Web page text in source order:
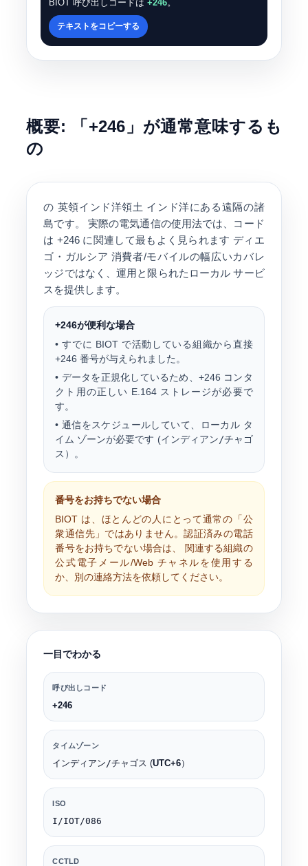
BIOT 呼び出しコードは+246。
テキストをコピーする
概要: 「+246」が通常意味するも
の
の 英領インド洋領土 インド洋にある遠隔の諸
島です。 実際の電気通信の使用法では、コード
は+246 に関連して最もよく見られます ディエ
ゴ・ガルシア 消費者/モバイルの幅広いカバレ
ッジではなく、運用と限られたローカル サービ
スを提供します。
+246が便利な場合
• すでに BIOT で活動している組織から直接
+246 番号が与えられました。
• データを正規化しているため、+246 コンタ
クト用の正しい E.164 ストレージが必要で
す。
• 通信をスケジュールしていて、ローカル タ
イム ゾーンが必要です (インディアン/チャゴ
ス ）。
番号をお持ちでない場合
BIOT は、ほとんどの人にとって通常の「公
衆通信先」ではありません。認証済みの電話
番号をお持ちでない場合は、 関連する組織の
公式電子メール/Web チャネルを使用する
か、別の連絡方法を依頼してください。
一目でわかる
呼び出しコード
+246
タイムゾーン
インディアン/チャゴス (UTC+6）
ISO
I/IOT/086
CCTLD